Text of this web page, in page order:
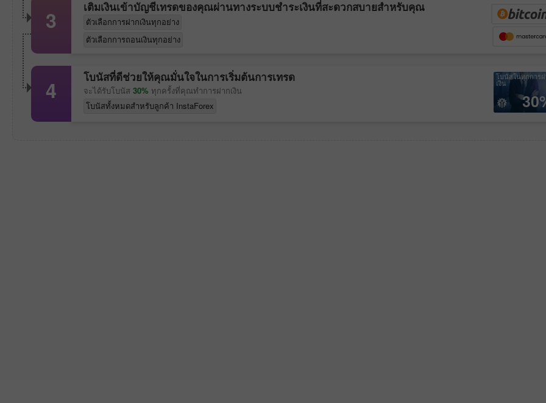
3 เติมเงินเข้าบัญชีเทรดของคุณผ่านทางระบบชำระเงินที่สะดวกสบายสำหรับคุณ
ตัวเลือกการฝากเงินทุกอย่าง
ตัวเลือกการถอนเงินทุกอย่าง
4 โบนัสที่ดีช่วยให้คุณมั่นใจในการเริ่มต้นการเทรด
จะได้รับโบนัส 30% ทุกครั้งที่คุณทำการฝากเงิน
โบนัสทั้งหมดสำหรับลูกค้า InstaForex
โบนัสในทุกการ
เงิน